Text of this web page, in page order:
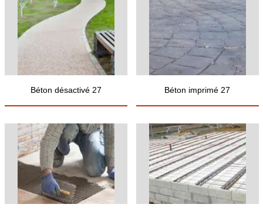
Béton désactivé 27 Béton imprimé 27